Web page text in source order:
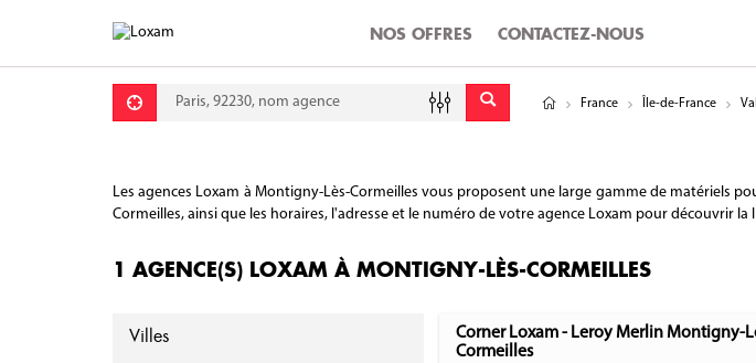
NOS OFFRES CONTACTEZ-NOUS
Requête Latitude
Longitude
France Île-de-France
Les agences Loxam à Montigny-Lès-Cormeilles vous proposent une large gamme de matériels
Cormeilles, ainsi que les horaires, l'adresse et le numéro de votre agence Loxam pour découvrir
1 AGENCE(S) LOXAM À MONTIGNY-LÈS-CORMEILLES
Villes
Corner Loxam - Leroy Merlin Montigny-
Cormeilles